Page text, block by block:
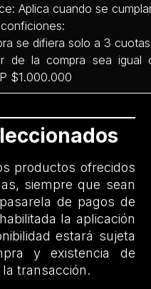
Aplica cuando se
se difiera solo a 3
de la compra sea igual
$1.000.000
productos ofrecidos
siempre que sean
de pagos de
la aplicación
estará sujeta
y existencia de
transacción.